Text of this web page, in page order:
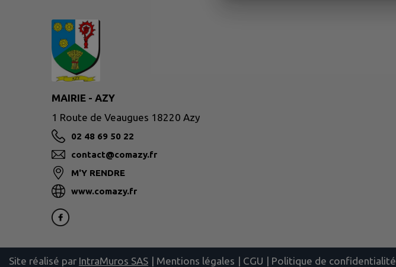
MAIRIE - AZY
1 Route de Veaugues 18220 Azy
02 48 69 50 22
contact@comazy.fr
M'Y RENDRE
www.comazy.fr
Site réalisé par IntraMuros SAS | Mentions légales | CGU | Politique de confidentialité